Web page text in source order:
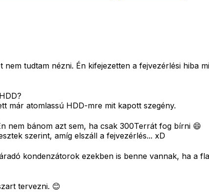
nem tudtam nézni. Én kifejezetten a fejvezérlési
már atomlassú HDD-mre mit kapott szegény.
nem bánom azt sem, ha csak 300Terrát fog bírni 😄
szerint, amíg elszáll a fejvezérlés... xD
kondenzátorok ezekben is benne vannak, ha a
tervezni. 😊